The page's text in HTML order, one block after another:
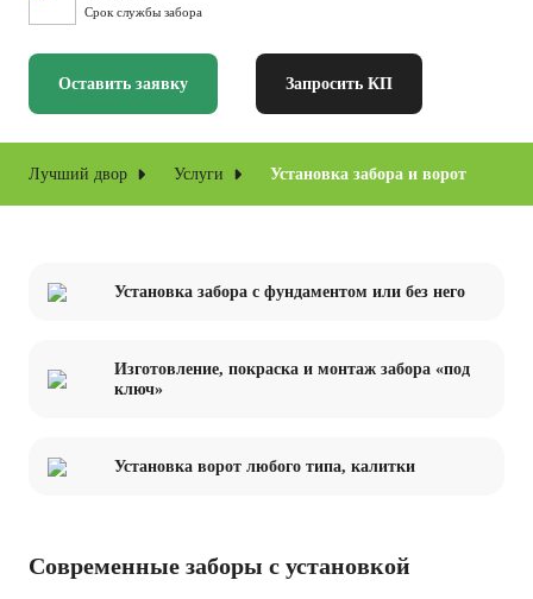
Срок службы забора
Оставить заявку Запросить КП
Лучший двор Услуги Установка забора и ворот
Установка забора с фундаментом или без него
Изготовление, покраска и монтаж забора «под
ключ»
Установка ворот любого типа, калитки
Современные заборы с установкой